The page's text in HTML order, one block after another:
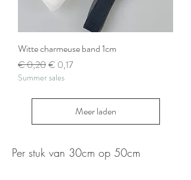
Witte charmeuse band 1cm
Normale prijs
€ 0,20Verkoopprijs
€ 0,17
Summer sales
Meer laden
Per stuk van 30cm op 50cm